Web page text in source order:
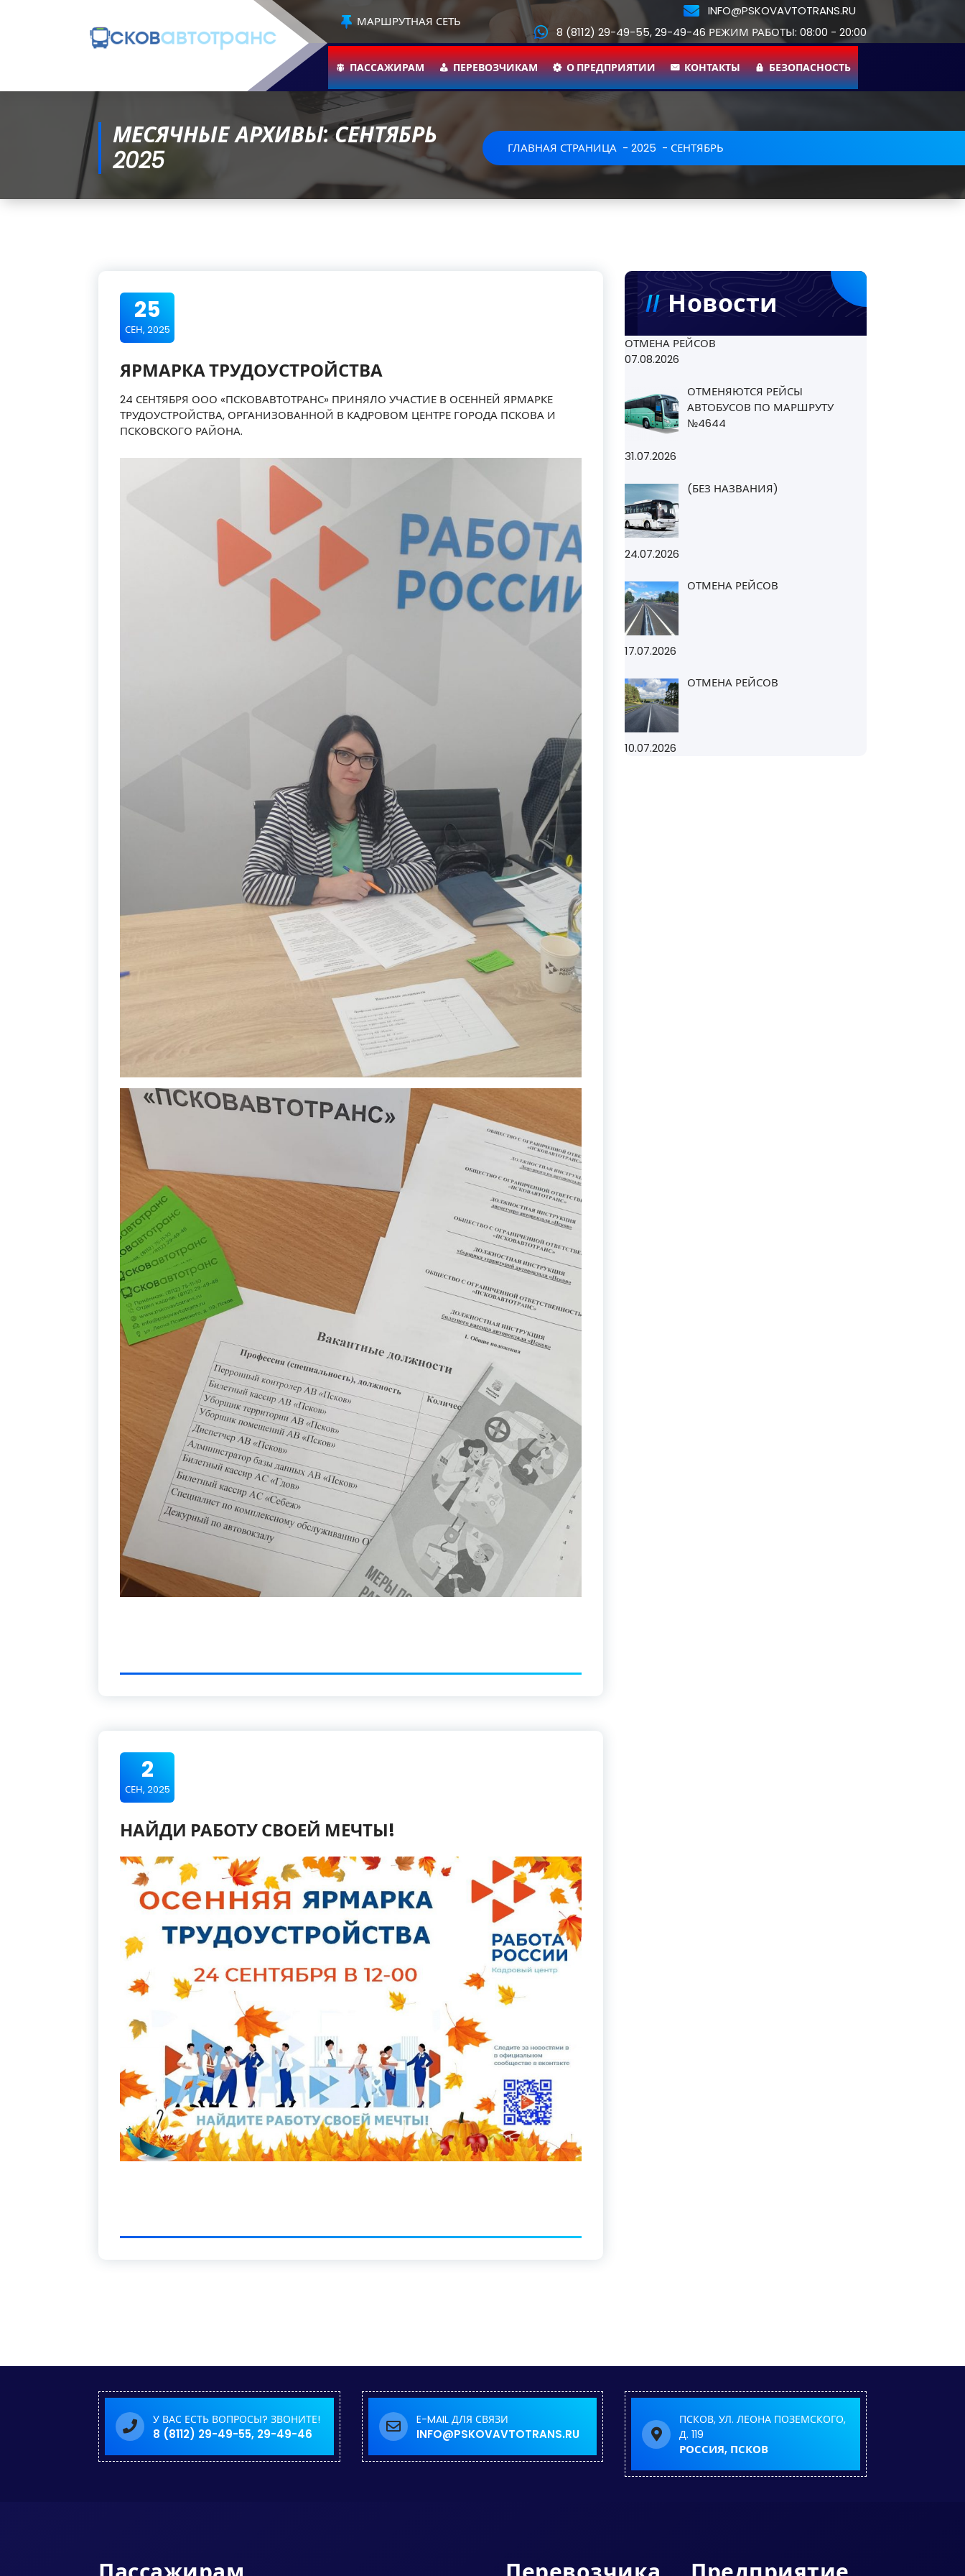
МАРШРУТНАЯ СЕТЬ
INFO@PSKOVAVTOTRANS.RU
8 (8112) 29-49-55, 29-49-46 РЕЖИМ РАБОТЫ: 08:00 - 20:00
ПАССАЖИРАМ ПЕРЕВОЗЧИКАМ О ПРЕДПРИЯТИИ КОНТАКТЫ БЕЗОПАСНОСТЬ
МЕСЯЧНЫЕ АРХИВЫ: СЕНТЯБРЬ
2025
ГЛАВНАЯ СТРАНИЦА - 2025 - СЕНТЯБРЬ
25
СЕН, 2025
ЯРМАРКА ТРУДОУСТРОЙСТВА
24 СЕНТЯБРЯ ООО «ПСКОВАВТОТРАНС» ПРИНЯЛО УЧАСТИЕ В ОСЕННЕЙ ЯРМАРКЕ
ТРУДОУСТРОЙСТВА, ОРГАНИЗОВАННОЙ В КАДРОВОМ ЦЕНТРЕ ГОРОДА ПСКОВА И
ПСКОВСКОГО РАЙОНА.
2
СЕН, 2025
НАЙДИ РАБОТУ СВОЕЙ МЕЧТЫ!
Новости
ОТМЕНА РЕЙСОВ
07.08.2026
ОТМЕНЯЮТСЯ РЕЙСЫ
АВТОБУСОВ ПО МАРШРУТУ
№4644
31.07.2026
(БЕЗ НАЗВАНИЯ)
24.07.2026
ОТМЕНА РЕЙСОВ
17.07.2026
ОТМЕНА РЕЙСОВ
10.07.2026
У ВАС ЕСТЬ ВОПРОСЫ? ЗВОНИТЕ!
8 (8112) 29-49-55, 29-49-46
E-MAIL ДЛЯ СВЯЗИ
INFO@PSKOVAVTOTRANS.RU
ПСКОВ, УЛ. ЛЕОНА ПОЗЕМСКОГО,
Д. 119
РОССИЯ, ПСКОВ